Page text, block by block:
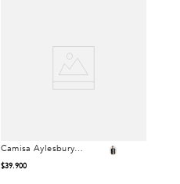
Camisa Aylesbury
$39.900